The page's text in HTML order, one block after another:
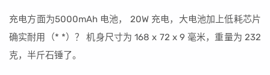
充电方面为5000mAh 电池， 20W 充电，大电池加上低耗芯片
确实耐用（* *）？ 机身尺寸为 168 x 72 x 9 毫米，重量为 232
克，半斤石锤了。